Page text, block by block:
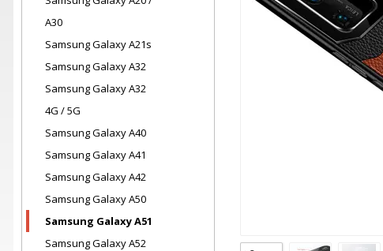
A30
Samsung Galaxy A21s
Samsung Galaxy A32
Samsung Galaxy A32
4G / 5G
Samsung Galaxy A40
Samsung Galaxy A41
Samsung Galaxy A42
Samsung Galaxy A50
Samsung Galaxy A51
Samsung Galaxy A52